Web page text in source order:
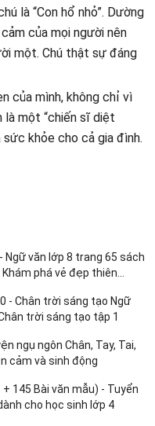
là “Con hổ nhỏ”. Dường
của mọi người nên
một. Chú thật sự đáng
của mình, không chỉ vì
là một “chiến sĩ diệt
khỏe cho cả gia đình.
Ngữ văn lớp 8 trang 65 sách
phá vẻ đẹp thiên
- Chân trời sáng tạo Ngữ
trời sáng tạo tập 1
ngụ ngôn Chân, Tay, Tai,
cảm và sinh động
145 Bài văn mẫu) - Tuyển
cho học sinh lớp 4